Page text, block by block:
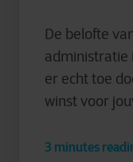
De belofte
administratie
er echt toe
winst voor
3 minutes